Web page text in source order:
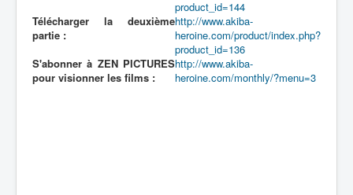
product_id=144
Télécharger la deuxième
partie :
http://www.akiba-
heroine.com/product/index.php?
product_id=136
S'abonner à ZEN PICTURES
pour visionner les films :
http://www.akiba-
heroine.com/monthly/?menu=3